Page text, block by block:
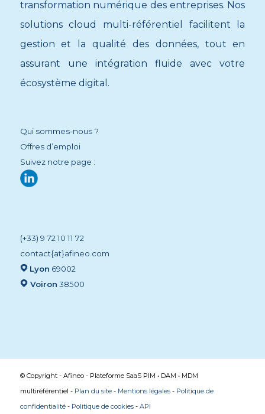
transformation numérique des entreprises. Nos
solutions cloud multi-référentiel facilitent la
gestion et la qualité des données, tout en
assurant une intégration fluide avec votre
écosystème digital.
Qui sommes-nous ?
Offres d’emploi
Suivez notre page :
(+33) 9 72 10 11 72
contact{at}afineo.com
Lyon 69002
Voiron 38500
© Copyright - Afineo - Plateforme SaaS PIM • DAM • MDM
multiréférentiel - Plan du site- Mentions légales- Politique de
confidentialité- Politique de cookies- API